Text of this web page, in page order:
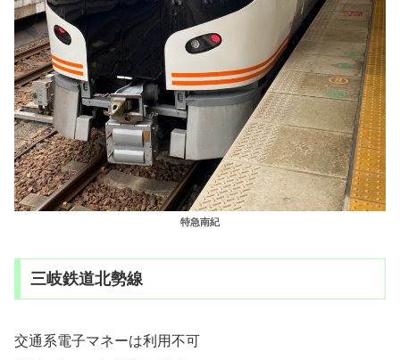
特急南紀
三岐鉄道北勢線
交通系電子マネーは利用不可